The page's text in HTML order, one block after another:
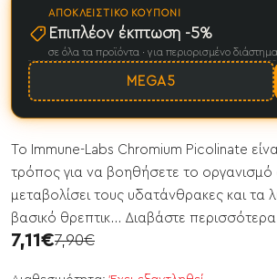
7,11€7,90€
ΑΠΟΚΛΕΙΣΤΙΚΌ ΚΟΥΠΌΝΙ
Επιπλέον έκπτωση -5%
σε όλα τα προϊόντα · για περιορισμένο διάστημα
MEGA5
Το Immune-Labs Chromium Picolinate
τρόπος για να βοηθήσετε το οργανισμό
μεταβολίσει τους υδατάνθρακες και τα
βασικό θρεπτικ... Διαβάστε περισσότερα